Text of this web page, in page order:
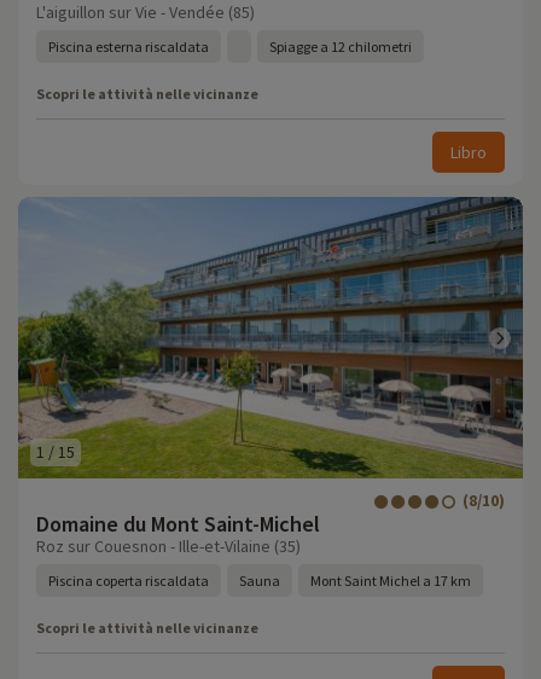
L'aiguillon sur Vie - Vendée (85)
Piscina esterna riscaldata Spiagge a 12 chilometri
Scopri le attività nelle vicinanze
Libro
1 / 15
Domaine du Mont Saint-Michel
(8/10)
Roz sur Couesnon - Ille-et-Vilaine (35)
Piscina coperta riscaldata Sauna Mont Saint Michel a 17 km
Scopri le attività nelle vicinanze